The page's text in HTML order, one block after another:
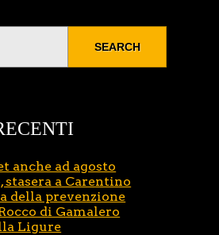
anche ad agosto
stasera a Carentino
della prevenzione
di Gamalero
Ligure